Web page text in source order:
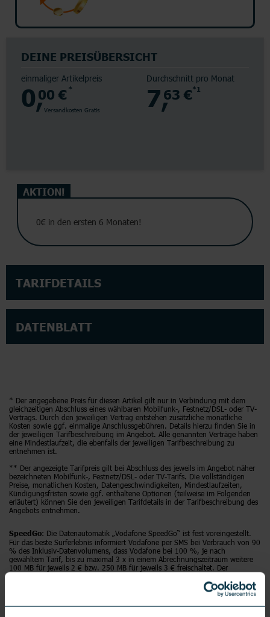
DEINE PREISÜBERSICHT
einmaliger Artikelpreis
0,00 € *
Versandkosten Gratis
Durchschnitt pro Monat
7,63 €*1
AKTION!
0€ in den ersten 6 Monaten!
TARIFDETAILS
DATENBLATT
* Der angegebene Preis für diesen Artikel gilt nur in Verbindung mit dem
gleichzeitigen Abschluss eines wählbaren Mobilfunk-, Festnetz/DSL- oder TV-
Vertrags. Durch den jeweiligen Vertrag entstehen zusätzliche monatliche
Kosten sowie ggf. einmalige Anschlussgebühren. Details hierzu finden Sie in
der jeweiligen Tarifbeschreibung im Angebot. Alle genannten Verträge haben
eine Mindestlaufzeit, die ebenfalls der jeweiligen Tarifbeschreibung zu
entnehmen ist.
** Der angezeigte Tarifpreis gilt bei Abschluss des jeweils im Angebot näher
bezeichneten Mobilfunk-, Festnetz/DSL- oder TV-Tarifs. Die vollständigen
Preise, monatlichen Kosten, Datengeschwindigkeiten, Mindestlaufzeiten,
Kündigungsfristen sowie ggf. enthaltene Optionen (teilweise im Folgenden
erläutert) können Sie den jeweiligen Tarifdetails in der Tarifbeschreibung des
Angebots entnehmen.
SpeedGo: Die Datenautomatik „Vodafone SpeedGo“ ist fest voreingestellt.
Für das beste Surferlebnis informiert Vodafone per SMS bei Verbrauch von 90
% des Inklusiv-Datenvolumens, dass Vodafone bei 100 %, je nach
gewähltem Tarif, bis zu maximal 3 x in einem Abrechnungszeitraum weitere
100 MB für jeweils 2 € bzw. 250 MB für jeweils 3 € freischaltet. Der
kostenpflichtigen Zubuchung von Datenpaketen kann immer per SMS
widersprochen werden. Dann erfolgt nach Verbrauch des Inklusiv-
Datenvolumens eine Bandbreitenbeschränkung auf 32 KBit/s.